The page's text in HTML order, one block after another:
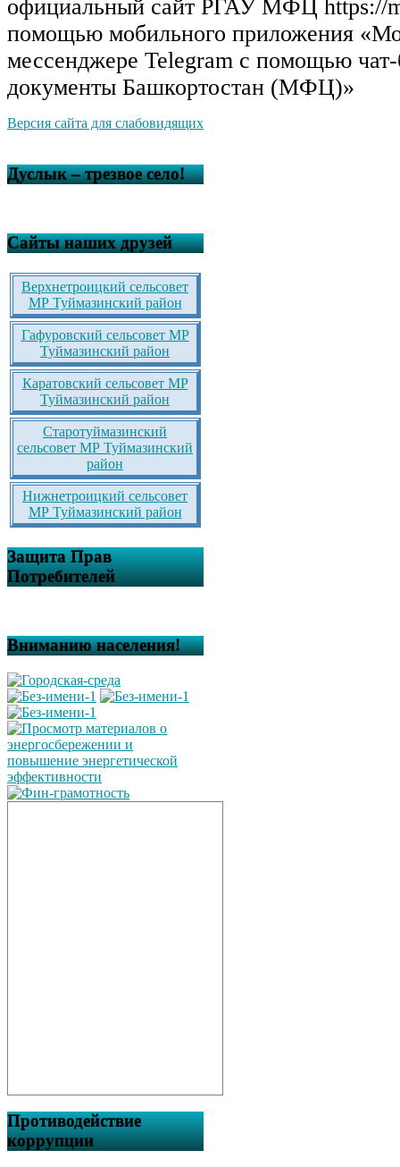
официальный сайт РГАУ МФЦ https://
помощью мобильного приложения
мессенджере Telegram с помощью
документы Башкортостан (МФЦ)»
Версия сайта для слабовидящих
Дуслык – трезвое село!
Сайты наших друзей
Верхнетроицкий сельсовет
МР Туймазинский район
Гафуровский сельсовет МР
Туймазинский район
Каратовский сельсовет МР
Туймазинский район
Старотуймазинский
сельсовет МР Туймазинский
район
Нижнетроицкий сельсовет
МР Туймазинский район
Защита Прав
Потребителей
Вниманию населения!
Противодействие
коррупции